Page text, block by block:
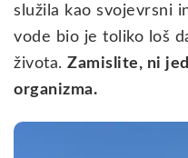
služila kao svojevrsni
vode bio je toliko loš
života. Zamislite, ni
organizma.